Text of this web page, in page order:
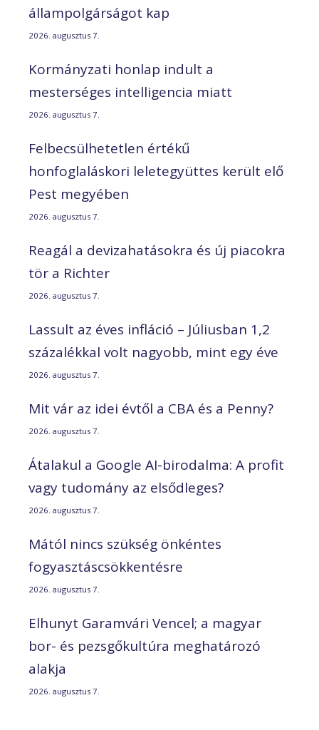
állampolgárságot kap
2026. augusztus 7.
Kormányzati honlap indult a
mesterséges intelligencia miatt
2026. augusztus 7.
Felbecsülhetetlen értékű
honfoglaláskori leletegyüttes került elő
Pest megyében
2026. augusztus 7.
Reagál a devizahatásokra és új piacokra
tör a Richter
2026. augusztus 7.
Lassult az éves infláció – Júliusban 1,2
százalékkal volt nagyobb, mint egy éve
2026. augusztus 7.
Mit vár az idei évtől a CBA és a Penny?
2026. augusztus 7.
Átalakul a Google AI-birodalma: A profit
vagy tudomány az elsődleges?
2026. augusztus 7.
Mától nincs szükség önkéntes
fogyasztáscsökkentésre
2026. augusztus 7.
Elhunyt Garamvári Vencel; a magyar
bor- és pezsgőkultúra meghatározó
alakja
2026. augusztus 7.